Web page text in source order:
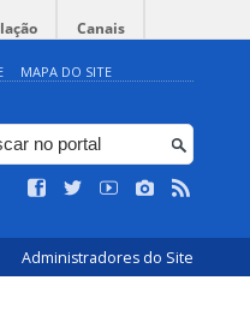
Canais
MAPA DO SITE
Administradores do Site